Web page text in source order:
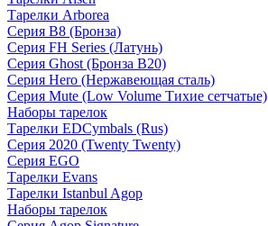
Тарелки Arborea
Серия B8 (Бронза)
Серия FH Series (Латунь)
Серия Ghost (Бронза B20)
Серия Hero (Нержавеющая сталь)
Серия Mute (Low Volume Тихие сетчатые)
Наборы тарелок
Тарелки EDCymbals (Rus)
Серия 2020 (Twenty Twenty)
Серия EGO
Тарелки Evans
Тарелки Istanbul Agop
Наборы тарелок